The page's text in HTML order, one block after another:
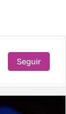
Seguir